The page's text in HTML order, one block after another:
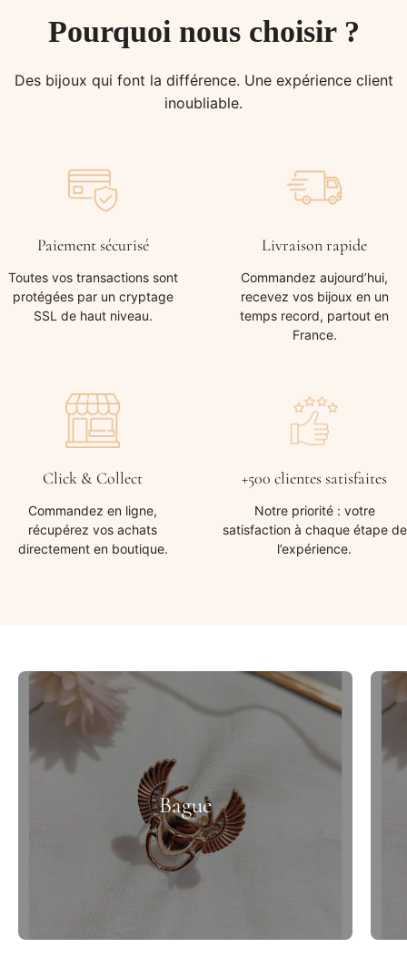
Pourquoi nous choisir ?
Des bijoux qui font la différence. Une expérience client
inoubliable.
Paiement sécurisé
Toutes vos transactions sont
protégées par un cryptage
SSL de haut niveau.
Livraison rapide
Commandez aujourd’hui,
recevez vos bijoux en un
temps record, partout en
France.
Click & Collect
Commandez en ligne,
récupérez vos achats
directement en boutique.
+500 clientes satisfaites
Notre priorité : votre
satisfaction à chaque étape de
l’expérience.
Bague